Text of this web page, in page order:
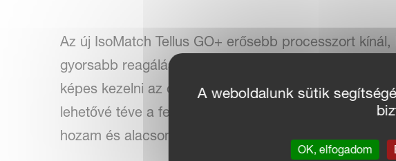
Az új IsoMatch Tellus GO+ erősebb processzort
gyorsabb reagálást és megkönnyíti a navigációt. Az
képes kezelni az olyan igényes alkalmazásokat, mint
lehetővé téve a fejlett funkciókat és a távoli
hozam és alacsonyabb költségek mellett.
A weboldalunk sütik
OK, elfogadom